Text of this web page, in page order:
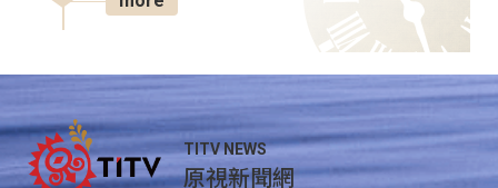
TITV NEWS
原視新聞網